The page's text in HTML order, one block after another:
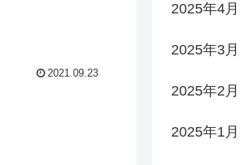
2021.09.23
2025年4月
2025年3月
2025年2月
2025年1月